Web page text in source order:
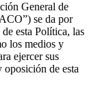
General de
se da por
esta Política, las
los medios y
ejercer sus
oposición de esta